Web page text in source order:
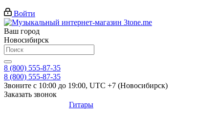
Войти
Ваш город
Новосибирск
8 (800) 555-87-35
8 (800) 555-87-35
Звоните с 10:00 до 19:00, UTC +7 (Новосибирск)
Заказать звонок
Гитары